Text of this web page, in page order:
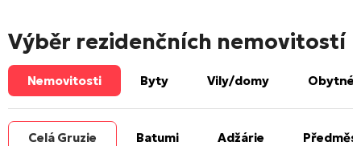
Výběr rezidenčních nemovitostí
Nemovitosti Byty Vily/domy Obytné
Celá Gruzie Batumi Adžárie